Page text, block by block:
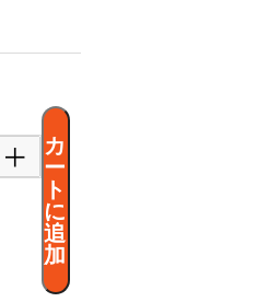
＋
カ
ー
ト
に
追
加